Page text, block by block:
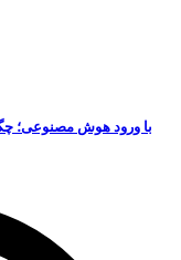
با ورود هوش مصنوعی؛